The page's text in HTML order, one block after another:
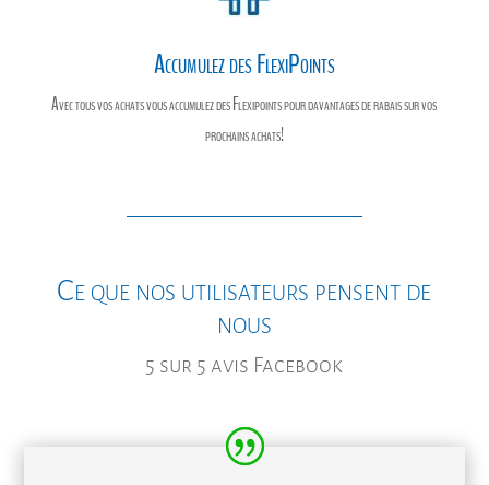
Accumulez des FlexiPoints
Avec tous vos achats vous accumulez des Flexipoints pour davantages de rabais sur vos
prochains achats!
Ce que nos utilisateurs pensent de
nous
5 sur 5 avis Facebook